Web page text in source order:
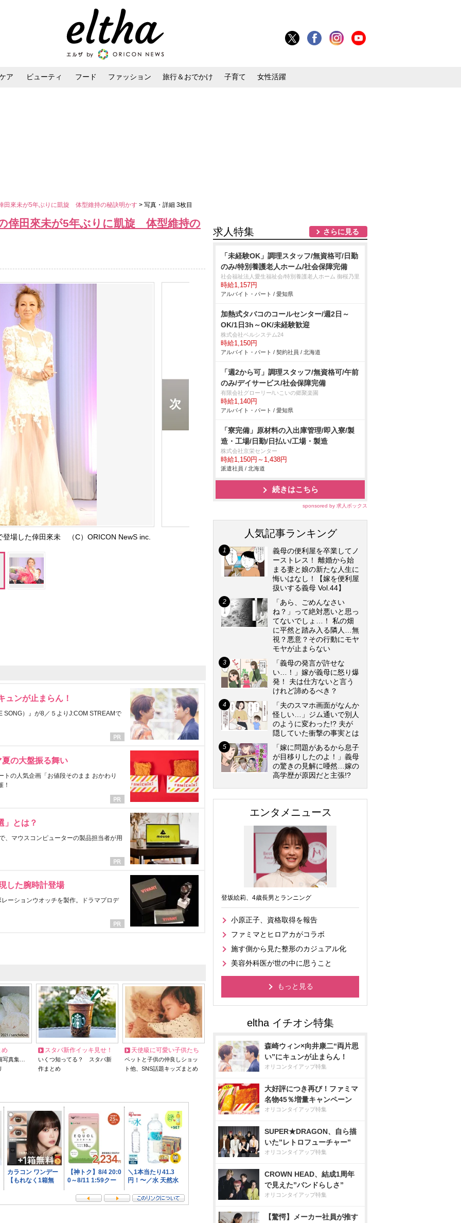
ア ビューティ フード ファッション 旅行＆おでかけ 子育て 女性活躍
田來未が5年ぶりに凱旋 体型維持の秘訣明かす > 写真・詳細 3枚目
倖田來未が5年ぶりに凱旋 体型維持の
登場した倖田來未 （C）ORICON NewS inc.
ュンが止まらん！
SONG）』が8／５よりJ:COM STREAMで
の大盤振る舞い
の人気企画「お値段そのまま おかわり
！
」とは？
、マウスコンピューターの製品担当者が用
した腕時計登場
ーションウオッチを製作。ドラマプロデ
め
写真集…
スタバ新作イッキ見せ！
いくつ知ってる？ スタバ新
作まとめ
天使級に可愛い子供たち
ペットと子供の仲良しショッ
ト他、SNS話題キッズまとめ
求人特集 さらに見る
「未経験OK」調理スタッフ/無資格可/日勤
のみ/特別養護老人ホーム/社会保障完備
社会福祉法人愛生福祉会/特別養護老人ホーム 御桜乃里
時給1,157円
アルバイト・パート / 愛知県
加熱式タバコのコールセンター/週2日～
OK/1日3h～OK/未経験歓迎
株式会社ベルシステム24
時給1,150円
アルバイト・パート / 契約社員 / 北海道
「週2から可」調理スタッフ/無資格可/午前
のみ/デイサービス/社会保障完備
有限会社グローリー/いこいの郷聚楽園
時給1,140円
アルバイト・パート / 愛知県
「寮完備」原材料の入出庫管理/即入寮/製
造・工場/日勤/日払い/工場・製造
株式会社京栄センター
時給1,150円～1,438円
派遣社員 / 北海道
続きはこちら
sponsored by 求人ボックス
人気記事ランキング
義母の便利屋を卒業してノ
ーストレス！ 離婚から始
まる妻と娘の新たな人生に
悔いはなし！【嫁を便利屋
扱いする義母 Vol.44】
「あら、ごめんなさい
ね？」って絶対悪いと思っ
てないでしょ…！ 私の畑
に平然と踏み入る隣人…無
視？悪意？その行動にモヤ
モヤが止まらない
「義母の発言が許せな
い…！」嫁が義母に怒り爆
発！ 夫は仕方ないと言う
けれど諦めるべき？
「夫のスマホ画面がなんか
怪しい…」ジム通いで別人
のように変わった!? 夫が
隠していた衝撃の事実とは
「嫁に問題があるから息子
が目移りしたのよ！」義母
の驚きの見解に唖然…嫁の
高学歴が原因だと主張!?
エンタメニュース
登坂絵莉、4歳長男とランニング
小原正子、資格取得を報告
ファミマとヒロアカがコラボ
施す側から見た整形のカジュアル化
美容外科医が世の中に思うこと
もっと見る
森崎ウィン×向井康二“両片思
い”にキュンが止まらん！
オリコンタイアップ特集
大好評につき再び！ファミマ
名物45％増量キャンペーン
オリコンタイアップ特集
SUPER★DRAGON、自ら描
いた”レトロフューチャー”
オリコンタイアップ特集
CROWN HEAD、結成1周年
で見えた”バンドらしさ”
オリコンタイアップ特集
【驚愕】メーカー社員が推す